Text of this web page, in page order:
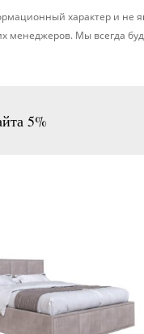
характер и не
менеджеров. Мы всегда
5%